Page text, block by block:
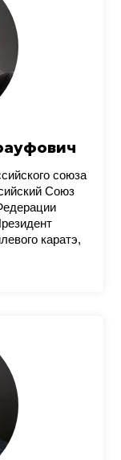
союза
Союз
каратэ,